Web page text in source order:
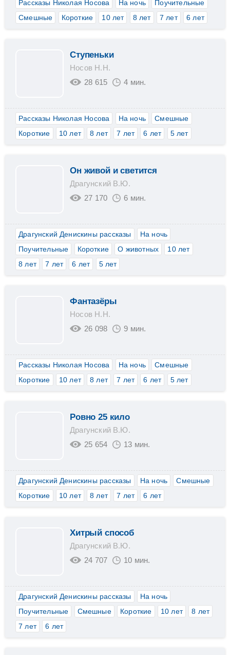
Рассказы Николая Носова На ночь
Поучительные
Смешные
Короткие 10 лет 8 лет 7 лет 6 лет
Ступеньки
Носов Н.Н.
28 615
4 мин.
Рассказы Николая Носова На ночь
Смешные
Короткие
10 лет 8 лет 7 лет 6 лет 5 лет
Он живой и светится
Драгунский В.Ю.
27 170
6 мин.
Драгунский Денискины рассказы
На ночь
Поучительные
Короткие О животных
10 лет
8 лет
7 лет 6 лет 5 лет
Фантазёры
Носов Н.Н.
26 098
9 мин.
Рассказы Николая Носова На ночь
Смешные
Короткие
10 лет 8 лет 7 лет 6 лет 5 лет
Ровно 25 кило
Драгунский В.Ю.
25 654
13 мин.
Драгунский Денискины рассказы На ночь
Смешные
Короткие
10 лет 8 лет 7 лет 6 лет
Хитрый способ
Драгунский В.Ю.
24 707
10 мин.
Драгунский Денискины рассказы
На ночь
Поучительные
Смешные Короткие 10 лет
8 лет
7 лет
6 лет